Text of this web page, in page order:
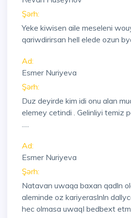
Şərh:
Yeke kiwisen aile meseleni
qariwdirirsan hell elede ozun
Ad:
Esmer Nuriyeva
Şərh:
Duz deyirde kim idi onu alan
elemey cetindi . Gelinliyi temiz
.....
Ad:
Esmer Nuriyeva
Şərh:
Natavan uwaqa baxan qadln
aleminde oz kariyeraslnln
hec olmasa uwaql bedbext